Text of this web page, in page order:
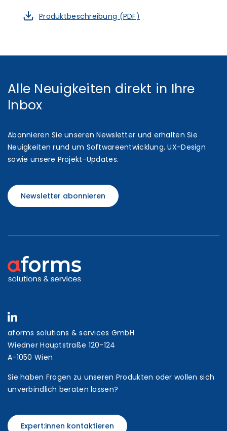
Produktbeschreibung (PDF)
Alle Neuigkeiten direkt in Ihre
Inbox
Abonnieren Sie unseren Newsletter und erhalten Sie
Neuigkeiten rund um Softwareentwicklung, UX-Design
sowie unsere Projekt-Updates.
Newsletter abonnieren
aforms solutions & services GmbH
Wiedner Hauptstraße 120-124
A-1050 Wien
Sie haben Fragen zu unseren Produkten oder wollen sich
unverbindlich beraten lassen?
Expert:innen kontaktieren